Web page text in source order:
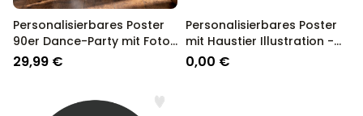
Personalisierbares Poster
90er Dance-Party mit Fotos
und Text
29,99 €
Personalisierbares Poster
mit Haustier Illustration -
Design
0,00 €